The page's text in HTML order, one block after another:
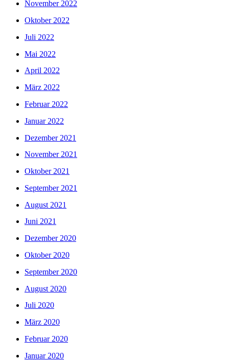
November 2022
Oktober 2022
Juli 2022
Mai 2022
April 2022
März 2022
Februar 2022
Januar 2022
Dezember 2021
November 2021
Oktober 2021
September 2021
August 2021
Juni 2021
Dezember 2020
Oktober 2020
September 2020
August 2020
Juli 2020
März 2020
Februar 2020
Januar 2020